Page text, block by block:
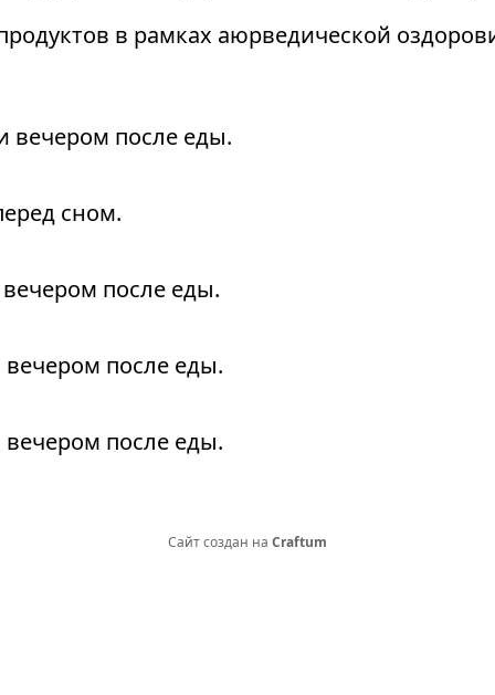
в рамках аюрведической
вечером после еды.
сном.
после еды.
после еды.
после еды.
Сайт создан на Craftum